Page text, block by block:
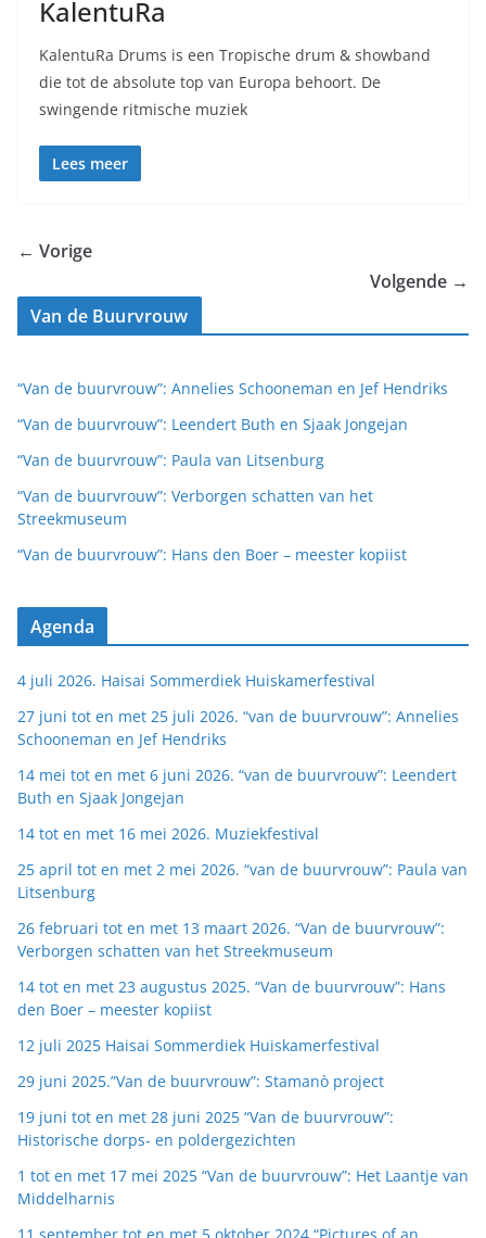
KalentuRa
KalentuRa Drums is een Tropische drum & showband
die tot de absolute top van Europa behoort. De
swingende ritmische muziek
Lees meer
← Vorige
Volgende →
Van de Buurvrouw
“Van de buurvrouw”: Annelies Schooneman en Jef Hendriks
“Van de buurvrouw”: Leendert Buth en Sjaak Jongejan
“Van de buurvrouw”: Paula van Litsenburg
“Van de buurvrouw”: Verborgen schatten van het
Streekmuseum
“Van de buurvrouw”: Hans den Boer – meester kopiist
Agenda
4 juli 2026. Haisai Sommerdiek Huiskamerfestival
27 juni tot en met 25 juli 2026. “van de buurvrouw”: Annelies
Schooneman en Jef Hendriks
14 mei tot en met 6 juni 2026. “van de buurvrouw”: Leendert
Buth en Sjaak Jongejan
14 tot en met 16 mei 2026. Muziekfestival
25 april tot en met 2 mei 2026. “van de buurvrouw”: Paula van
Litsenburg
26 februari tot en met 13 maart 2026. “Van de buurvrouw”:
Verborgen schatten van het Streekmuseum
14 tot en met 23 augustus 2025. “Van de buurvrouw”: Hans
den Boer – meester kopiist
12 juli 2025 Haisai Sommerdiek Huiskamerfestival
29 juni 2025.”Van de buurvrouw”: Stamanò project
19 juni tot en met 28 juni 2025 “Van de buurvrouw”:
Historische dorps- en poldergezichten
1 tot en met 17 mei 2025 “Van de buurvrouw”: Het Laantje van
Middelharnis